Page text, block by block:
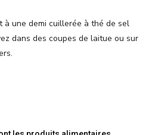
à une demi cuillerée à thé de sel
dans des coupes de laitue ou sur